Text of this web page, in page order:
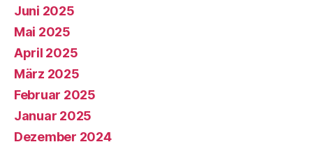
Juni 2025
Mai 2025
April 2025
März 2025
Februar 2025
Januar 2025
Dezember 2024